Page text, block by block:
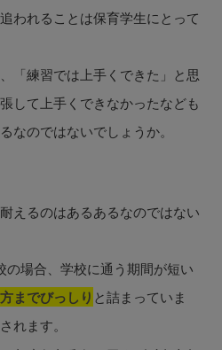
われることは保育学生にとって
「練習では上手くできた」と思
して上手くできなかったなども
なのではないでしょうか。
えるのはあるあるなのではない
場合、学校に通う期間が短い
までびっしり と詰まっていま
れます。